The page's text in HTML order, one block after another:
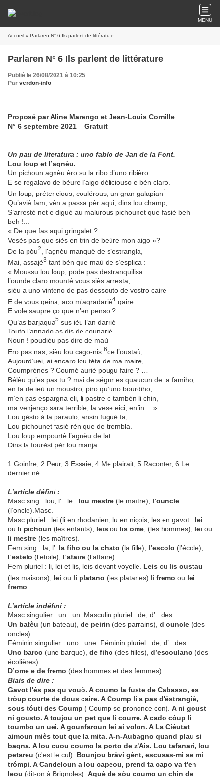
MENU
Accueil » Parlaren N° 6 Ils parlent de littérature
Parlaren N° 6 Ils parlent de littérature
Publié le 26/08/2021 à 10:25
Par verdon-info
Proposé par Aline Marengo et Jean-Louis Cornille
N° 6 septembre 2021
Gratuit
Un pau de literatura : uno fablo de Jan de la Font.
Lou loup et l’agnèu.
Un pichoun agnèu èro su la ribo d’uno ribièro
E se regalavo de bèure l’aigo déliciouso e bèn claro.
Un loup, prétencious, coulérous, un gran galapian1
Qu’avié fam, vèn a passa pèr aqui, dins lou champ,
S’arrestè net e diguè au malurous pichounet que fasié beh
beh !...
« De que fas aqui gringalet ?
Vesès pas que siès en trin de beùre mon aigo »?
De la pòu2
, l’agnèu manquè de s’estrangla,
Mai, assajè3 tant bèn que maù de s’esplica :
« Moussu lou loup, pode pas destranquilisa
l’ounde claro mounté vous siès arresta,
sièu a uno vinteno de pas dessouto de vostro caire
E de vous geina, aco m’agradarié4 gaire …
E vole saupre ço que n’en penso ? …
Qu’as barjaqua5 sus ièu l’an darrié
Touto l’annado as dis de counarié…
Noun ! poudièu pas dire de maù
Ero pas nas, sièu lou cago-nis 6de l’oustaù,
Aujourd’uei, ai encaro lou téta de ma maire,
Coumprènes ? Coumé aurié pougu faire ? …
Bélèu qu’es pas tu ? mai de ségur es quaucun de ta famiho,
en fa de ieù un moustro, piro qu’uno bourdiho,
m’en pas espargna eli, li pastre e tambèn li chin,
ma venjenço sara terrible, la vese eici, enfin… »
Lou gèsto à la paraulo, ansin fuguè fa,
Lou pichounet fasié rèn que de trembla.
Lou loup empourtè l’agnèu de lat
Dins la fourèst pèr lou manja.
1 Goinfre, 2 Peur, 3 Essaie, 4 Me plairait, 5 Raconter, 6 Le
dernier né.
L’article défini :
Masc sing : lou, l’ : le : lou mestre (le maître), l’ouncle
(l’oncle).Masc.
Masc pluriel : lei (li en rhodanien, lu en niçois, les en gavot : lei
ou li pichoun (les enfants), leis ou lis ome , (les hommes), lei ou
li mestre (les maîtres).
Fem sing : la, l’ la fiho ou la chato (la fille), l’escolo (l’école),
l’estelo (l’étoile), l’afaire (l’affaire).
Fem pluriel : li, lei et lis, leis devant voyelle. Leis ou lis oustau
(les maisons), lei ou li platano (les platanes) li fremo ou lei
fremo
L’article indéfini :
Masc singulier : un : un. Masculin pluriel : de, d’ : des.
Un batèu (un bateau), de peirin (des parrains), d’ouncle (des
oncles).
Féminin singulier : uno : une. Féminin pluriel : de, d’ : des.
Uno barco (une barque), de fiho (des filles), d’escoulano (des
écolières).
D’ome e de fremo (des hommes et des femmes).
Biais de dire :
Gavot l'és pas qu vouò. A coumo la fuste de Cabasso, es
tròup courte de dous caire. A Coump li a pas d'éstrangiè,
sous tóuti des Coump ( Coump se prononce con). A ni goust
ni gousto. A toujou un pet que li courre. A cado cóup li
toumbo un uei. A gounfaroun lei ai volon. A La Ciéutat
aimoun miès tout que la mita. A-n-Aubagno quand plau si
bagna. A lou cuou coumo la porto de z'Ais. Lou tafanari, lou
petareu (c'est le cul). Bounjou bràvi gènt, escusas-mi se mi
trómpi. A Candeloun a lou capeou, prend ta capo va t'en
leou (dit-on à Brignoles). Aguè de sòu coumo un chin de